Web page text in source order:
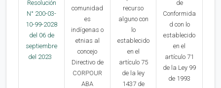
Resolución
N° 200-03-
10-99-2028
del 06 de
septiembre
del 2023
comunidad
es
indígenas o
etnias al
concejo
Directivo de
CORPOUR
ABA
recurso
alguno con
lo
establecido
en el
artículo 75
de la ley
1437 de
de
Conformida
d con lo
establecido
en el
artículo 71
de la Ley 99
de 1993